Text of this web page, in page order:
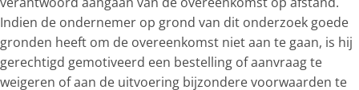
Indien de ondernemer op grond van dit onderzoek goede
gronden heeft om de overeenkomst niet aan te gaan, is hij
gerechtigd gemotiveerd een bestelling of aanvraag te
weigeren of aan de uitvoering bijzondere voorwaarden te